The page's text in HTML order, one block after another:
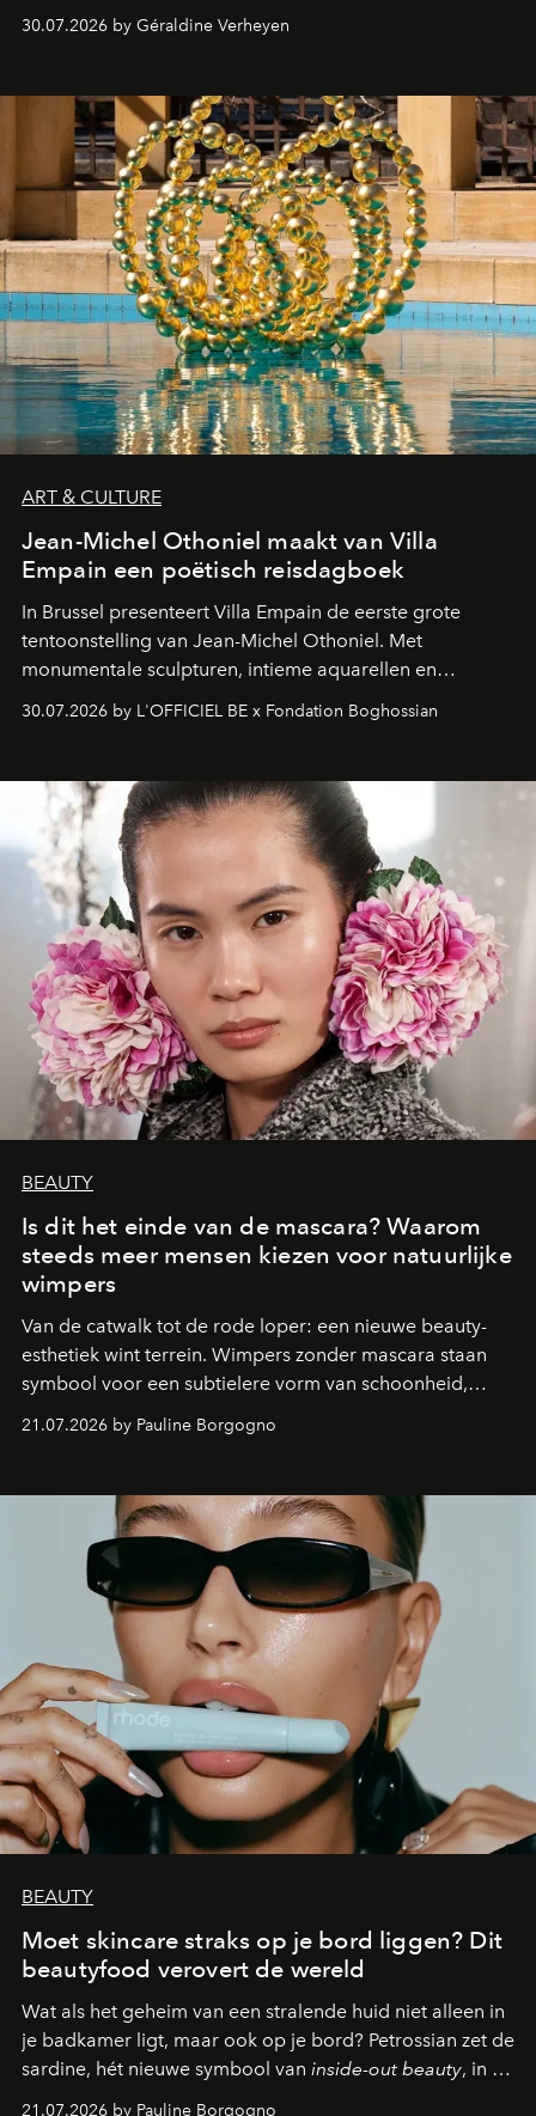
streamingplatformen verschijnen.
30.07.2026 by Géraldine Verheyen
ART & CULTURE
Jean-Michel Othoniel maakt van Villa
Empain een poëtisch reisdagboek
In Brussel presenteert Villa Empain de eerste grote
tentoonstelling van Jean-Michel Othoniel. Met
monumentale sculpturen, intieme aquarellen en
fonkelend Murano-glas creëert de Franse kunstenaar
een emotionele reis waarin elk werk de herinnering
moment van verwondering.
30.07.2026 by L'OFFICIEL BE x Fondation Boghossian
BEAUTY
Is dit het einde van de mascara? Waarom
steeds meer mensen kiezen voor natuurlijke
wimpers
Van de catwalk tot de rode loper: een nieuwe beauty-
esthetiek wint terrein. Wimpers zonder mascara staan
symbool voor een subtielere vorm van schoonheid,
waarin zelfvertrouwen belangrijker is dan een overvloed
aan make-up.
21.07.2026 by Pauline Borgogno
BEAUTY
Moet skincare straks op je bord liggen? Dit
beautyfood verovert de wereld
Wat als het geheim van een stralende huid niet alleen in
je badkamer ligt, maar ook op je bord? Petrossian zet de
sardine, hét nieuwe symbool van inside-out beauty, in de
kijker met twee gastronomische creaties.
21.07.2026 by Pauline Borgogno